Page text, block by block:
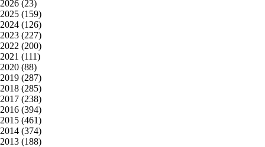
2026 (23)
2025 (159)
2024 (126)
2023 (227)
2022 (200)
2021 (111)
2020 (88)
2019 (287)
2018 (285)
2017 (238)
2016 (394)
2015 (461)
2014 (374)
2013 (188)